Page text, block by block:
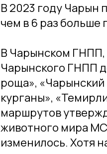
В 2023 году Чарын
чем в 6 раз больше
В Чарынском ГНПП,
Чарынского ГНПП
роща», «Чарынский
курганы»,
маршрутов
животного мира
изменилось. Хотя